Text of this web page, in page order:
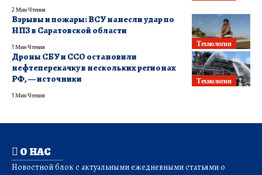
2 Мин Чтения
Технологии
Взрывы и пожары: ВСУ нанесли удар по
НПЗ в Саратовской области
1 Мин Чтения
Технологии
Дроны СБУ и ССО остановили
нефтеперекачку в нескольких регионах
РФ, — источники
1 Мин Чтения
О НАС
Новостной блок с актуальными ежедневными статьями о